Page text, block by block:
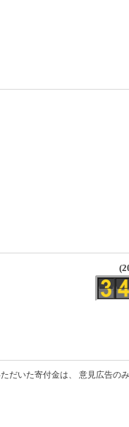
だいた寄付金は、 意見広告の